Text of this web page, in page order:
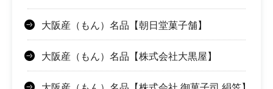
大阪産（もん）名品【朝日堂菓子舗】
大阪産（もん）名品【株式会社大黒屋】